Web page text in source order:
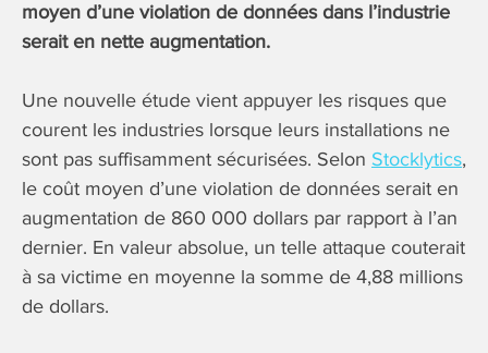
moyen d’une violation de données dans l’industrie
serait en nette augmentation.
Une nouvelle étude vient appuyer les risques que
courent les industries lorsque leurs installations ne
sont pas suffisamment sécurisées. Selon Stocklytics,
le coût moyen d’une violation de données serait en
augmentation de 860 000 dollars par rapport à l’an
dernier. En valeur absolue, un telle attaque couterait
à sa victime en moyenne la somme de 4,88 millions
de dollars.